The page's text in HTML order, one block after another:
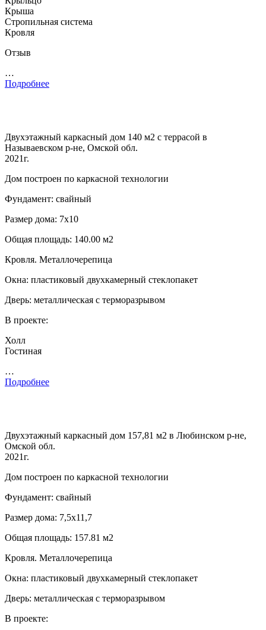
Крыша
Стропильная система
Кровля
Отзыв
…
Подробнее
Двухэтажный каркасный дом 140 м2 с террасой в
Называевском р-не, Омской обл.
2021г.
Дом построен по каркасной технологии
Фундамент: свайный
Размер дома: 7х10
Общая площадь: 140.00 м2
Кровля. Металлочерепица
Окна: пластиковый двухкамерный стеклопакет
Дверь: металлическая с терморазрывом
В проекте:
Холл
Гостиная
…
Подробнее
Двухэтажный каркасный дом 157,81 м2 в Любинском р-не,
Омской обл.
2021г.
Дом построен по каркасной технологии
Фундамент: свайный
Размер дома: 7,5х11,7
Общая площадь: 157.81 м2
Кровля. Металлочерепица
Окна: пластиковый двухкамерный стеклопакет
Дверь: металлическая с терморазрывом
В проекте: